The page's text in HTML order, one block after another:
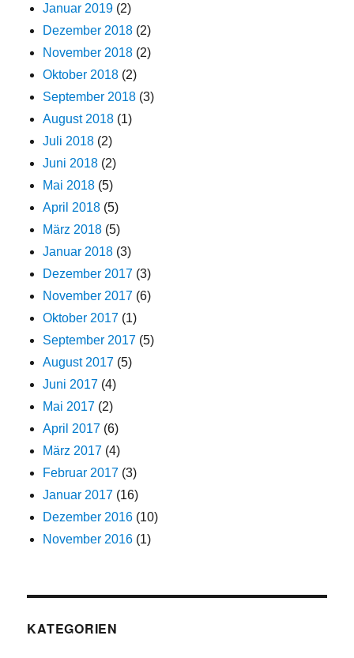
Januar 2019 (2)
Dezember 2018 (2)
November 2018 (2)
Oktober 2018 (2)
September 2018 (3)
August 2018 (1)
Juli 2018 (2)
Juni 2018 (2)
Mai 2018 (5)
April 2018 (5)
März 2018 (5)
Januar 2018 (3)
Dezember 2017 (3)
November 2017 (6)
Oktober 2017 (1)
September 2017 (5)
August 2017 (5)
Juni 2017 (4)
Mai 2017 (2)
April 2017 (6)
März 2017 (4)
Februar 2017 (3)
Januar 2017 (16)
Dezember 2016 (10)
November 2016 (1)
KATEGORIEN